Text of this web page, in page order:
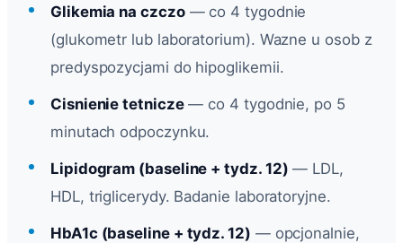
Glikemia na czczo— co 4 tygodnie
(glukometr lub laboratorium). Wazne u osob z
predyspozycjami do hipoglikemii.
Cisnienie tetnicze— co 4 tygodnie, po 5
minutach odpoczynku.
Lipidogram (baseline + tydz. 12) — LDL,
HDL, triglicerydy. Badanie laboratoryjne.
HbA1c (baseline + tydz. 12) — opcjonalnie,